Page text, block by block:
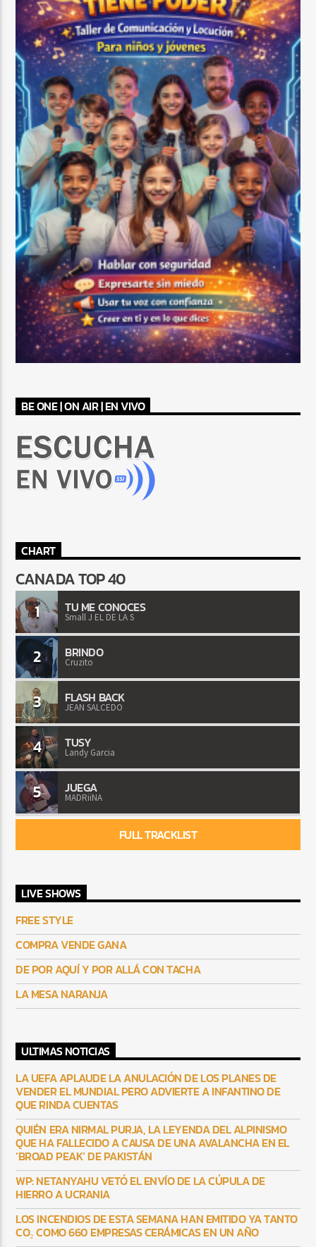
BE ONE | ON AIR | EN VIVO
CHART
CANADA TOP 40
1 TU ME CONOCES
Small J EL DE LA S
2 BRINDO
Cruzito
3 FLASH BACK
JEAN SALCEDO
4 TUSY
Landy Garcia
5 JUEGA
MADRiiNA
FULL TRACKLIST
LIVE SHOWS
FREE STYLE
COMPRA VENDE GANA
DE POR AQUÍ Y POR ALLÁ CON TACHA
LA MESA NARANJA
ULTIMAS NOTICIAS
LA UEFA APLAUDE LA ANULACIÓN DE LOS PLANES DE
VENDER EL MUNDIAL PERO ADVIERTE A INFANTINO DE
QUE RINDA CUENTAS
QUIÉN ERA NIRMAL PURJA, LA LEYENDA DEL ALPINISMO
QUE HA FALLECIDO A CAUSA DE UNA AVALANCHA EN EL
‘BROAD PEAK’ DE PAKISTÁN
WP: NETANYAHU VETÓ EL ENVÍO DE LA CÚPULA DE
HIERRO A UCRANIA
LOS INCENDIOS DE ESTA SEMANA HAN EMITIDO YA TANTO
CO₂ COMO 660 EMPRESAS CERÁMICAS EN UN AÑO